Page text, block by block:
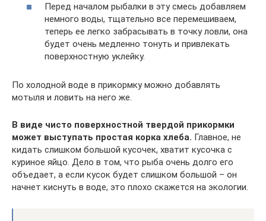
Перед началом рыбалки в эту смесь добавляем
немного воды, тщательно все перемешиваем,
теперь ее легко забрасывать в точку ловли, она
будет очень медленно тонуть и привлекать
поверхностную уклейку.
По холодной воде в прикормку можно добавлять
мотыля и ловить на него же.
В виде чисто поверхностной твердой прикормки
может выступать простая корка хлеба. Главное, не
кидать слишком большой кусочек, хватит кусочка с
куриное яйцо. Дело в том, что рыба очень долго его
объедает, а если кусок будет слишком большой – он
начнет киснуть в воде, это плохо скажется на экологии.